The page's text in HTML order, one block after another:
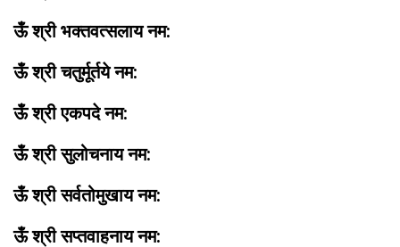
ऊँ श्री भक्तवत्सलाय नम:
ऊँ श्री चतुर्मूर्तये नम:
ऊँ श्री एकपदे नम:
ऊँ श्री सुलोचनाय नम:
ऊँ श्री सर्वतोमुखाय नम:
ऊँ श्री सप्तवाहनाय नम: